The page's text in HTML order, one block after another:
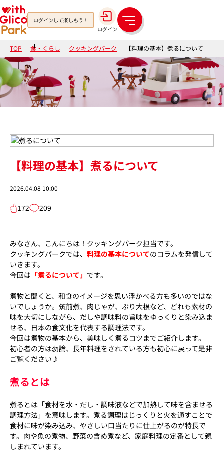
ログインして楽しもう！
ログイン
メ
ニ
ュ
ー
TOP 食・くらし クッキングパーク 【料理の基本】煮るについて
【料理の基本】煮るについて
2026.04.08 10:00
172 209
みなさん、こんにちは！ クッキングパーク担当です。
クッキングパークでは、 料理の基本についてのコラムを発信して
いきます。
今回は 「煮るについて」 です。
煮物と聞くと、和食のイメージを思い浮かべる方も多いのではな
いでしょうか。筑前煮、肉じゃが、ぶり大根など、どれも素材の
味を大切にしながら、だしや調味料の旨味をゆっくりと染み込ま
せる、日本の食文化を代表する調理法です。
今回は煮物の基本から、美味しく煮るコツまでご紹介します。
初心者の方は勿論、長年料理をされている方も初心に戻って是非
ご覧ください♪
煮るとは
煮るとは「食材を水・だし・調味液などで加熱して味を含ませる
調理方法」を意味します。煮る調理はじっくりと火を通すことで
食材に味が染み込み、やさしい口当たりに仕上がるのが特長で
す。肉や魚の煮物、野菜の含め煮など、家庭料理の定番として親
しまれています。